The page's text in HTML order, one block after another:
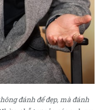
đánh để đẹp, mà đánh